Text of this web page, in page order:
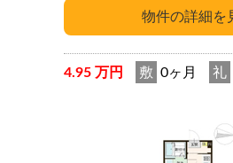
4.95 万円 敷 0ヶ月 礼